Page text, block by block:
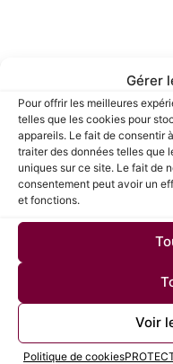
Gérer
Pour offrir les meilleures
telles que les cookies pour
appareils. Le fait de consentir
traiter des données telles que
uniques sur ce site. Le fait de
consentement peut avoir un
et fonctions.
Voir
Politique de cookies